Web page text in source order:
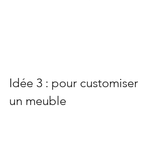
Idée 3 : pour customiser
un meuble